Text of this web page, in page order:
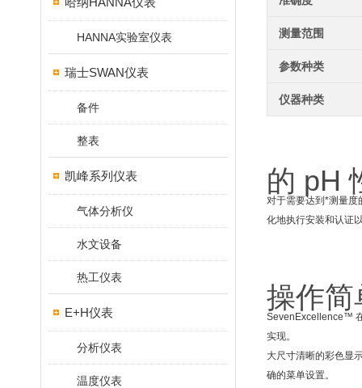
HANNA实验室仪表
瑞士SWAN仪表
备件
整表
凯峰系列仪表
气体分析仪
水文设备
热工仪表
E+H仪表
分析仪表
温度仪表
测量范围
参数种类
仪器种类
的 pH
对于需要达到*测量
化地执行安装和认证
操作
SevenExcellence™
实现。
大尺寸清晰的彩色显
确的菜单设置。